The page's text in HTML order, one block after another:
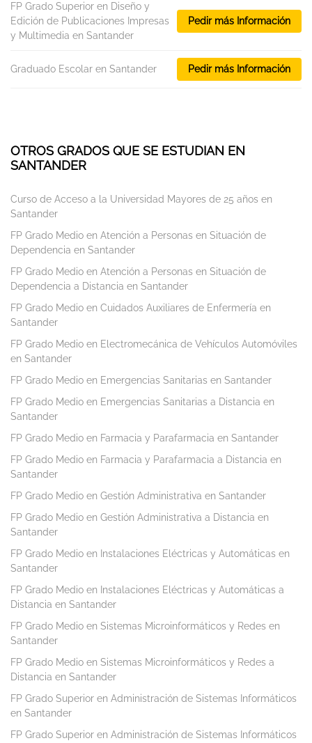
FP Grado Superior en Diseño y
Edición de Publicaciones Impresas
y Multimedia en Santander
Pedir más Información
Graduado Escolar en Santander Pedir más Información
OTROS GRADOS QUE SE ESTUDIAN EN
SANTANDER
Curso de Acceso a la Universidad Mayores de 25 años en
Santander
FP Grado Medio en Atención a Personas en Situación de
Dependencia en Santander
FP Grado Medio en Atención a Personas en Situación de
Dependencia a Distancia en Santander
FP Grado Medio en Cuidados Auxiliares de Enfermería en
Santander
FP Grado Medio en Electromecánica de Vehículos Automóviles
en Santander
FP Grado Medio en Emergencias Sanitarias en Santander
FP Grado Medio en Emergencias Sanitarias a Distancia en
Santander
FP Grado Medio en Farmacia y Parafarmacia en Santander
FP Grado Medio en Farmacia y Parafarmacia a Distancia en
Santander
FP Grado Medio en Gestión Administrativa en Santander
FP Grado Medio en Gestión Administrativa a Distancia en
Santander
FP Grado Medio en Instalaciones Eléctricas y Automáticas en
Santander
FP Grado Medio en Instalaciones Eléctricas y Automáticas a
Distancia en Santander
FP Grado Medio en Sistemas Microinformáticos y Redes en
Santander
FP Grado Medio en Sistemas Microinformáticos y Redes a
Distancia en Santander
FP Grado Superior en Administración de Sistemas Informáticos
en Santander
FP Grado Superior en Administración de Sistemas Informáticos